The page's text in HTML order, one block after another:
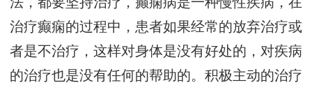
治疗癫痫的过程中，患者如果经常的放弃治疗或
者是不治疗，这样对身体是没有好处的，对疾病
的治疗也是没有任何的帮助的。积极主动的治疗